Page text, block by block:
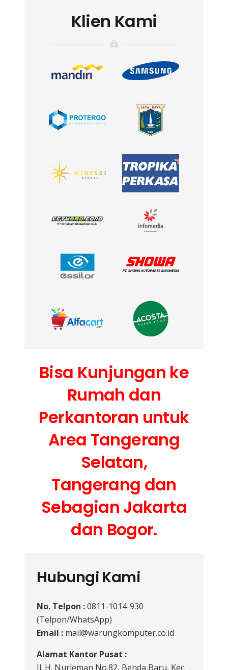
Klien Kami
Bisa Kunjungan ke
Rumah dan
Perkantoran untuk
Area Tangerang
Selatan,
Tangerang dan
Sebagian Jakarta
dan Bogor.
Hubungi Kami
No. Telpon :0811-1014-930
(Telpon/WhatsApp)
Email : mail@warungkomputer.co.id
Alamat Kantor Pusat :
Jl. H. Nurleman No.82, Benda Baru, Kec.